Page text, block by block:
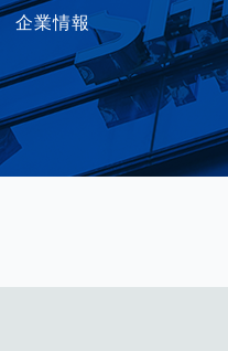
企業情報